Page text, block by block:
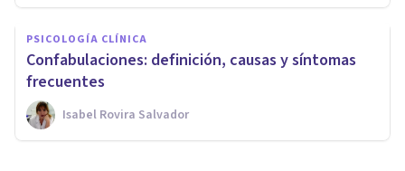
PSICOLOGÍA CLÍNICA
Confabulaciones: definición, causas y síntomas
frecuentes
Isabel Rovira Salvador
​Escisión perceptiva:
definición, causas y posibles
tratamientos
Oscar Castillero Mimenza